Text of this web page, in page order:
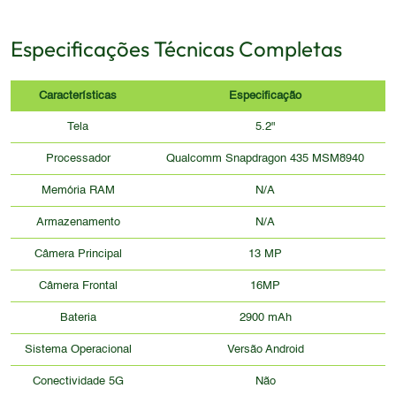
Especificações Técnicas Completas
Características Especificação
Tela 5.2"
Processador Qualcomm Snapdragon 435 MSM8940
Memória RAM N/A
Armazenamento N/A
Câmera Principal 13 MP
Câmera Frontal 16MP
Bateria 2900 mAh
Sistema Operacional Versão Android
Conectividade 5G Não